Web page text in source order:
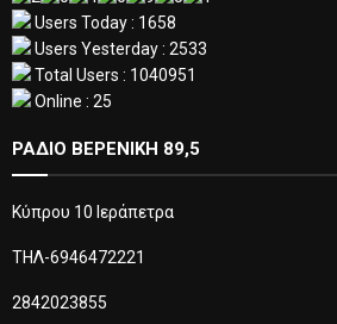
Users Today : 1658
Users Yesterday : 2533
Total Users : 1040951
Online : 25
ΡΑΔΙΟ ΒΕΡΕΝΙΚΗ 89,5
Κύπρου 10 Ιεράπετρα
ΤΗΛ-6946472221
2842023855